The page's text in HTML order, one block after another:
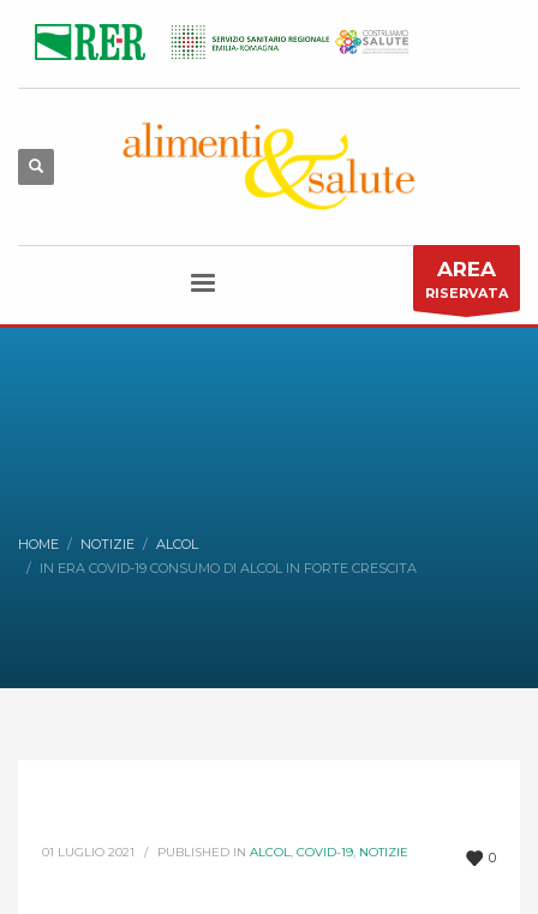
AREA
RISERVATA
HOME NOTIZIE
ALCOL
IN ERA COVID-19 CONSUMO DI ALCOL IN FORTE CRESCITA
0
01 LUGLIO 2021 / PUBLISHED IN ALCOL, COVID-19, NOTIZIE